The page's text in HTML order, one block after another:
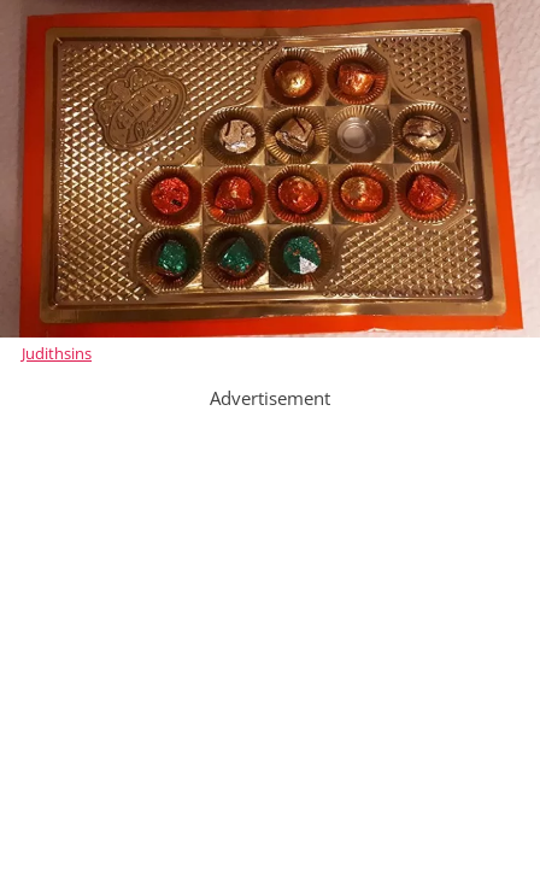
Judithsins
Advertisement